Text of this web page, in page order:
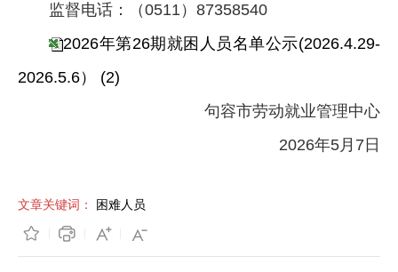
监督电话：（0511）87358540
2026年第26期就困人员名单公示(2026.4.29-
2026.5.6） (2)
句容市劳动就业管理中心
2026年5月7日
文章关键词： 困难人员